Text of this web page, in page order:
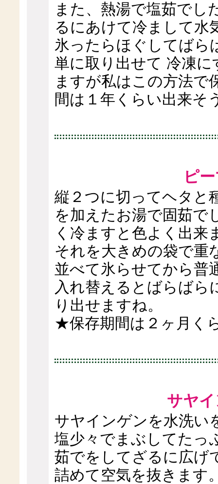
また、熱湯で塩茹でし
るにあけて冷まして水
氷ったらほぐしてばら
単に取り出せて 冷凍
ますが私はこの方法
間は１年くらい出来そ
ピ
縦２つに切ってヘタと
を加えたお湯で固茹で
く冷ますと色よく出来
それを大きめの袋で重
並べて氷らせてから普
入れ替えるとばらばら
り出せますね。
★保存期間は２ヶ月く
サヤ
サヤインゲンを水洗い
塩少々でまぶしてたっ
茹でをしてざるに広げ
詰めて空気を抜きます